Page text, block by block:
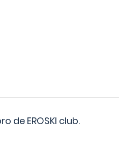
de EROSKI club.